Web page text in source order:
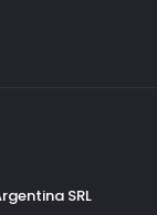
SRL